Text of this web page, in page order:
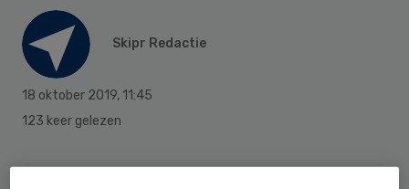
Skipr Redactie
18 oktober 2019, 11:45
123 keer gelezen
Werk-gerelateerde stressklachten en burn-